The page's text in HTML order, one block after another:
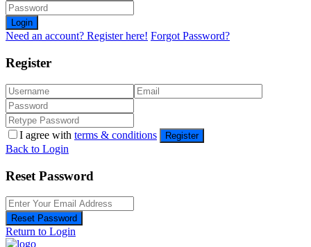
Login
Need an account? Register here! Forgot Password?
Register
I agree with terms & conditions Register
Back to Login
Reset Password
Reset Password
Return to Login